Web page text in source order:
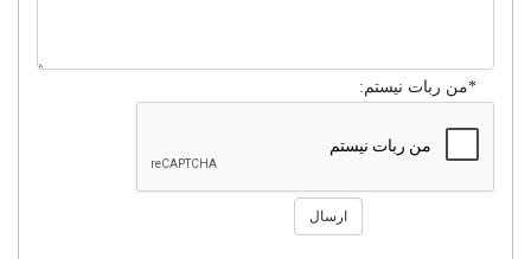
*من ربات نیستم:
ارسال